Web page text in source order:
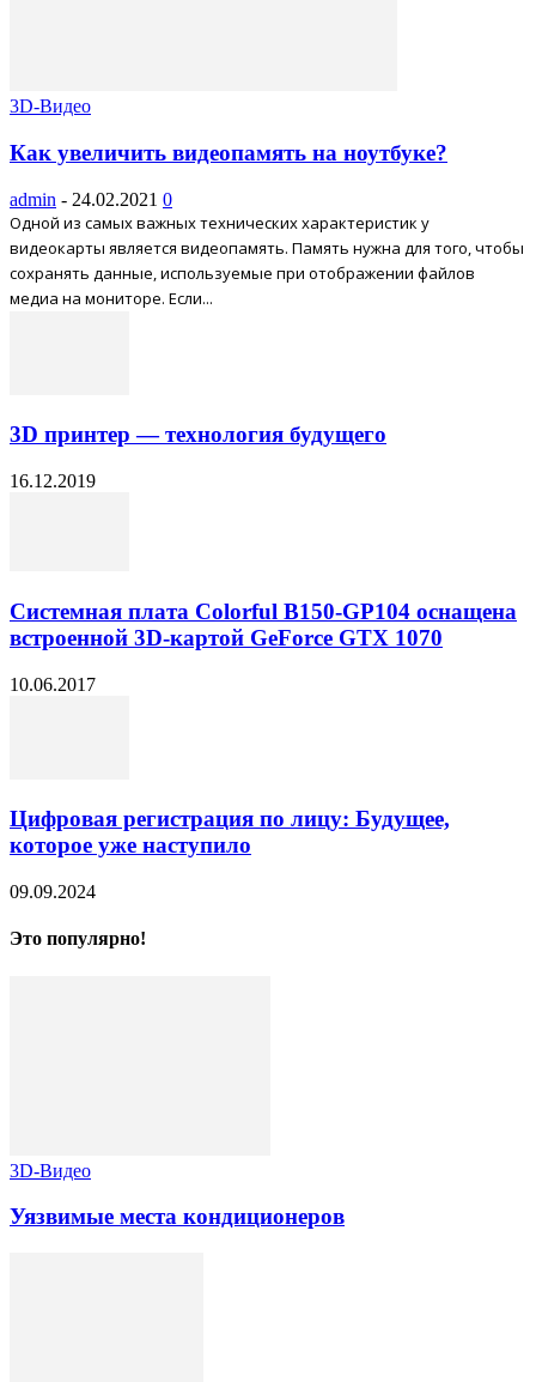
3D-Видео
Как увеличить видеопамять на ноутбуке?
admin - 24.02.2021 0
Одной из самых важных технических характеристик у
видеокарты является видеопамять. Память нужна для того, чтобы
сохранять данные, используемые при отображении файлов
медиа на мониторе. Если...
3D принтер — технология будущего
16.12.2019
Системная плата Colorful B150-GP104 оснащена
встроенной 3D-картой GeForce GTX 1070
10.06.2017
Цифровая регистрация по лицу: Будущее,
которое уже наступило
09.09.2024
Это популярно!
3D-Видео
Уязвимые места кондиционеров